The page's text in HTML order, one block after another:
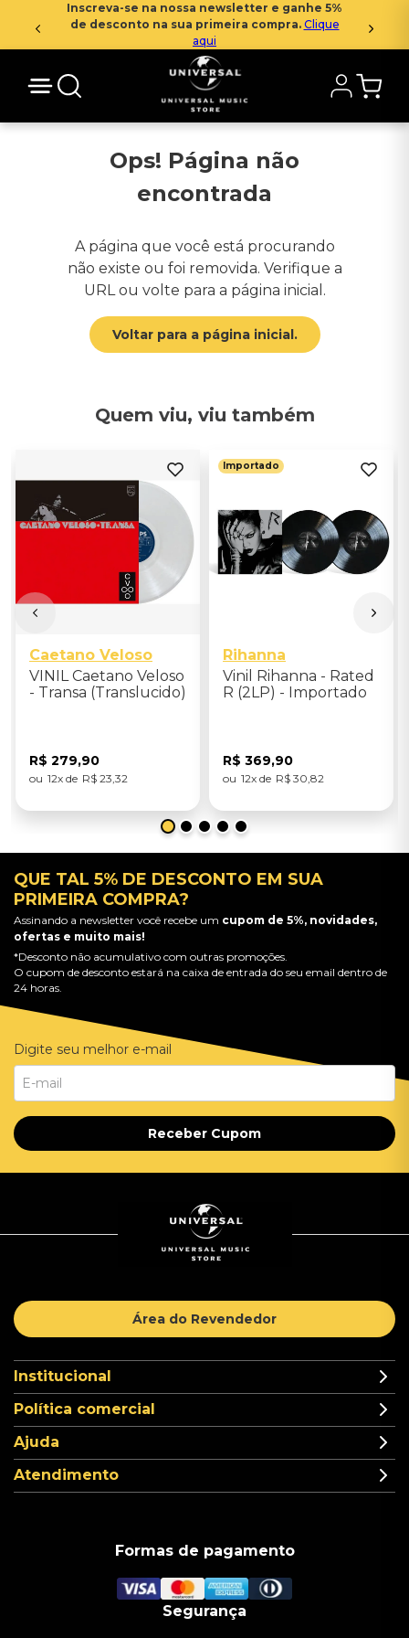
Inscreva-se na nossa newsletter e ganhe 5%
de desconto na sua primeira compra. Clique
aqui
Ops! Página não
encontrada
A página que você está procurando
não existe ou foi removida. Verifique a
URL ou volte para a página inicial.
Voltar para a página inicial.
Quem viu, viu também
Caetano Veloso
VINIL Caetano Veloso
- Transa (Translucido)
R$ 279,90
12 R$ 23 32
Importado
Rihanna
Vinil Rihanna - Rated
R (2LP) - Importado
R$ 369,90
12 R$ 30 82
QUE TAL 5% DE DESCONTO EM SUA
PRIMEIRA COMPRA?
Assinando a newsletter você recebe um cupom de 5%, novidades,
ofertas e muito mais!
*Desconto não acumulativo com outras promoções.
O cupom de desconto estará na caixa de entrada do seu email dentro de
24 horas.
Digite seu melhor e-mail
Receber Cupom
Área do Revendedor
Institucional
Política comercial
Ajuda
Atendimento
Formas de pagamento
Segurança